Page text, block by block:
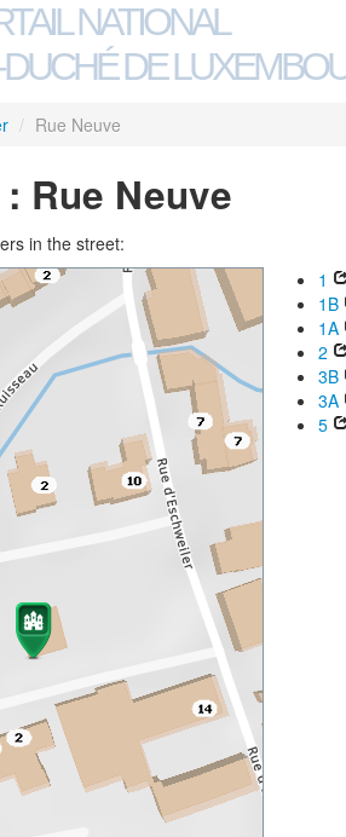
NATIONAL
DE
/ Rue Neuve
Rue Neuve
in the street:
1
1B
1A
2
3B
3A
5